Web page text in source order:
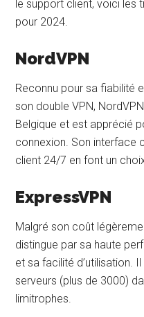
le support client, voici les
pour 2024.
NordVPN
Reconnu pour sa fiabilité
son double VPN,
Belgique et est apprécié
connexion. Son interface
client 24/7 en font un
ExpressVPN
Malgré son coût
distingue par sa haute
et sa facilité d’utilisation.
serveurs (plus de 3000)
limitrophes.